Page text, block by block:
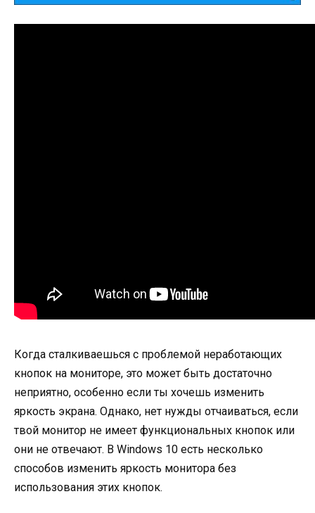
Когда сталкиваешься с проблемой неработающих
кнопок на мониторе, это может быть достаточно
неприятно, особенно если ты хочешь изменить
яркость экрана. Однако, нет нужды отчаиваться, если
твой монитор не имеет функциональных кнопок или
они не отвечают. В Windows 10 есть несколько
способов изменить яркость монитора без
использования этих кнопок.